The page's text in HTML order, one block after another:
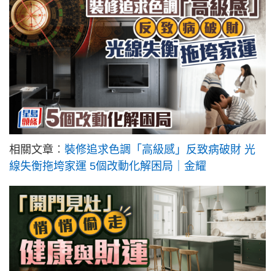
相關文章︰ 裝修追求色調「高級感」反致病破財 光
線失衡拖垮家運 5個改動化解困局｜金耀